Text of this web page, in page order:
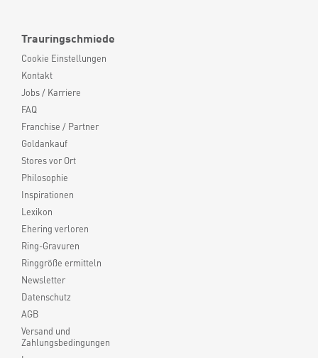
Trauringschmiede
Cookie Einstellungen
Kontakt
Jobs / Karriere
FAQ
Franchise / Partner
Goldankauf
Stores vor Ort
Philosophie
Inspirationen
Lexikon
Ehering verloren
Ring-Gravuren
Ringgröße ermitteln
Newsletter
Datenschutz
AGB
Versand und
Zahlungsbedingungen